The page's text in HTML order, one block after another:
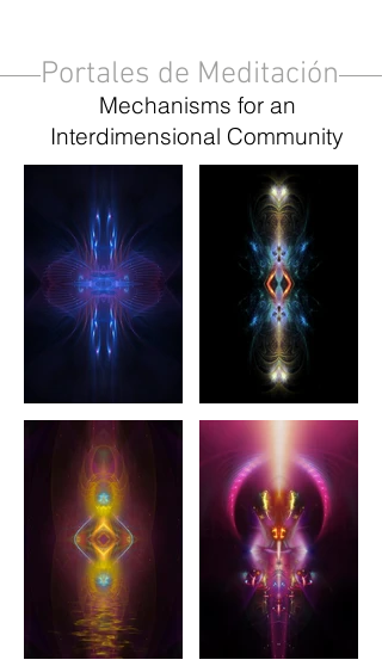
Portales de Meditación
Mechanisms for an
Interdimensional Community